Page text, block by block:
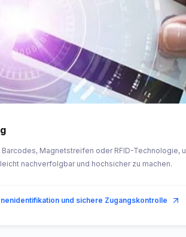
Magnetstreifen oder RFID-Technologie,
nachverfolgbar und hochsicher zu machen.
und sichere Zugangskontrolle